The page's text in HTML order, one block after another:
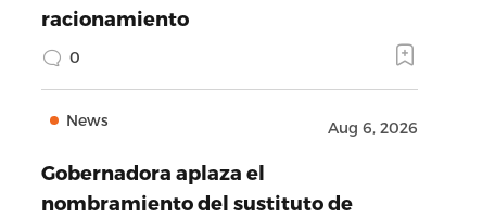
racionamiento
0
News Aug 6, 2026
Gobernadora aplaza el
nombramiento del sustituto de